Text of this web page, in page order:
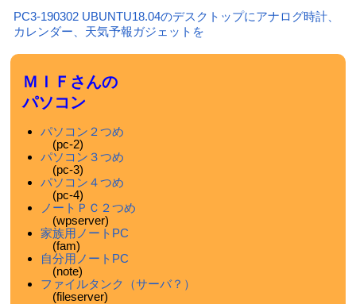
PC3-190302 UBUNTU18.04のデスクトップにアナログ時計、
カレンダー、天気予報ガジェットを
ＭＩＦさんの
パソコン
パソコン２つめ
(pc-2)
パソコン３つめ
(pc-3)
パソコン４つめ
(pc-4)
ノートＰＣ２つめ
(wpserver)
家族用ノートPC
(fam)
自分用ノートPC
(note)
ファイルタンク（サーバ？）
(fileserver)